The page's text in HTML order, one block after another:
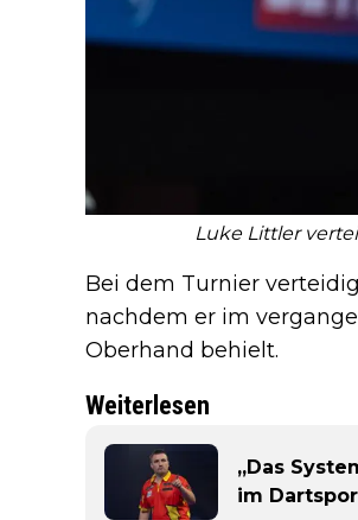
Luke Littler
Bei dem Turnier
nachdem er im
Oberhand behielt.
Weiterlesen
„Das
im